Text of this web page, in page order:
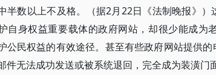
半数以上不及格。（据2月22日《法制晚报》
自身权益重要载体的政府网站，却很少能成为
公民权益的有效途径。甚至有些政府网站提供
件无法成功发送或被系统退回，完全成为装潢门